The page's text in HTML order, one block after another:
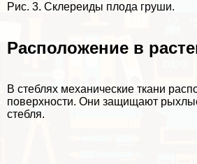
Рис. 3. Склереиды плода груши.
Расположение в
В стeблях механические ткани
поверхности. Они защищают
стeбля.